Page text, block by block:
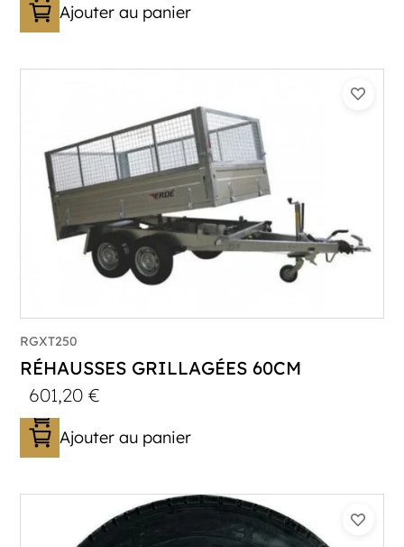
Ajouter au panier
RGXT250
RÉHAUSSES GRILLAGÉES 60CM
601,20€
Ajouter au panier